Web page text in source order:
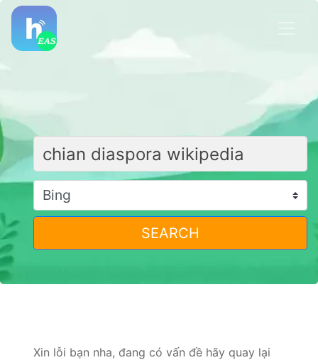
SEARCH
Xin lỗi bạn nha, đang có vấn đề hãy quay lại